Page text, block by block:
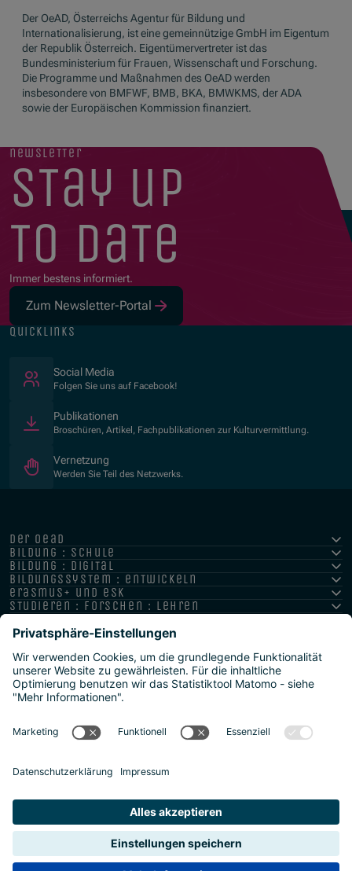
Der OeAD, Österreichs Agentur für Bildung und
Internationalisierung, ist eine gemeinnützige GmbH im Eigentum
der Republik Österreich. Eigentümervertreter ist das
Bundesministerium für Frauen, Wissenschaft und Forschung.
Die Programme und Maßnahmen des OeAD werden
insbesondere von BMFWF, BMB, BKA, BMWKMS, der ADA
sowie der Europäischen Kommission finanziert.
newsletter
stay up
to date
Immer bestens informiert.
Zum Newsletter-Portal
quicklinks
Social Media
Folgen Sie uns auf Facebook!
Publikationen
Broschüren, Artikel, Fachpublikationen zur Kulturvermittlung.
Vernetzung
Werden Sie Teil des Netzwerks.
der oead
bildung : schule
bildung : digital
bildungssystem : entwickeln
erasmus+ und esk
studieren : forschen : lehren
hochschule : strategie : international
Datenschutz
Meldestelle/Hinweisgeber
Sitemap